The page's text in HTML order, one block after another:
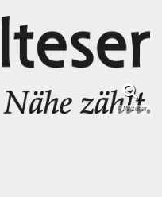
© Malteser